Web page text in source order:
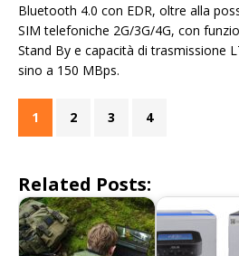
Bluetooth 4.0 con EDR, oltre alla
SIM telefoniche 2G/3G/4G, con
Stand By e capacità di trasmissione
sino a 150 MBps.
1 2 3 4
Related Posts: